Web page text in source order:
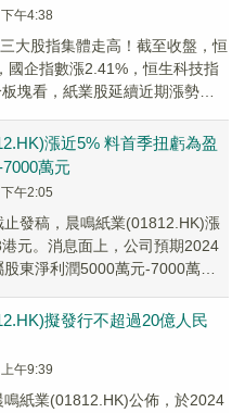
午4:38
大股指集體走高！截至收盤，恒
國企指數漲2.41%，恒生科技指
塊看，紙業股延續近期漲勢。
漲近5% 料首季扭虧為盈
萬元
午2:05
止發稿，晨鳴紙業(01812.HK)漲
元。消息面上，公司預期2024
東淨利潤5000萬元-7000萬元
擬發行不超過20億人民
午9:39
鳴紙業(01812.HK)公佈，於2024